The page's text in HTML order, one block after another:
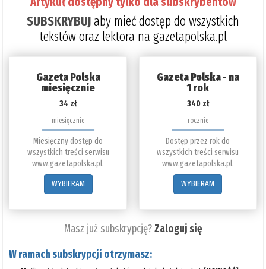
SUBSKRYBUJaby mieć dostęp do wszystkich
tekstów oraz lektora na gazetapolska.pl
Gazeta Polska
miesięcznie
34 zł
miesięcznie
Miesięczny dostęp do
wszystkich treści serwisu
www.gazetapolska.pl.
WYBIERAM
Gazeta Polska - na
1 rok
340 zł
rocznie
Dostęp przez rok do
wszystkich treści serwisu
www.gazetapolska.pl.
WYBIERAM
Masz już subskrypcję?Zaloguj się
W ramach subskrypcji otrzymasz: